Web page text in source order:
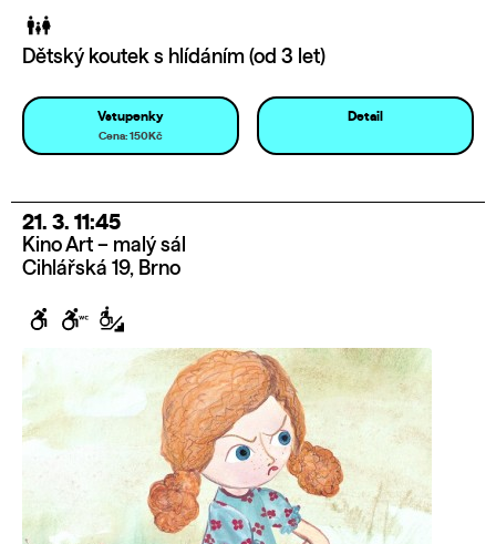
Dětský koutek s hlídáním (od 3 let)
Vstupenky
Cena: 150Kč
Detail
21. 3. 11:45
Kino Art – malý sál
Cihlářská 19, Brno